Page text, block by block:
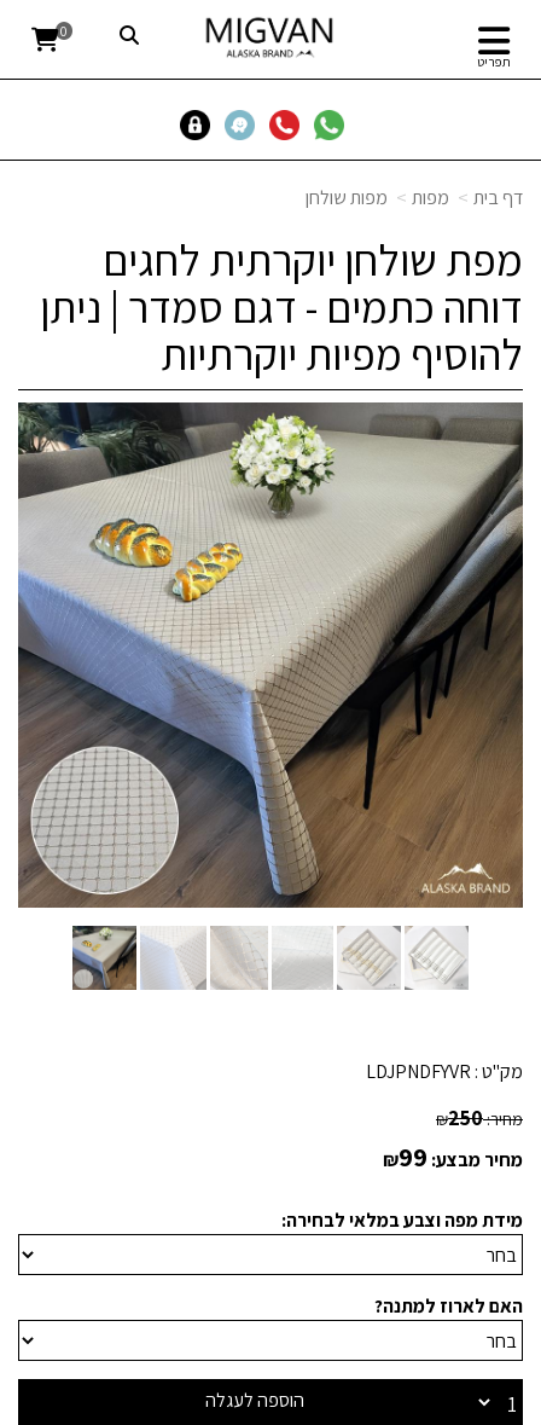
תפריט
0
דף בית מפות מפות שולחן
מפת שולחן יוקרתית לחגים
דוחה כתמים - דגם סמדר | ניתן
להוסיף מפיות יוקרתיות
מק"ט : LDJPNDFYVR
מחיר: ₪250
מחיר מבצע: ₪99
מידת מפה וצבע במלאי לבחירה:
האם לארוז למתנה?
הוספה לעגלה